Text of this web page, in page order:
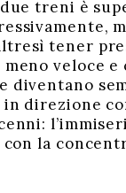
treni è
tener
veloce
diventano
direzione
con la